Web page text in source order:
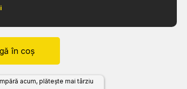
în coș
acum, plătește mai târziu